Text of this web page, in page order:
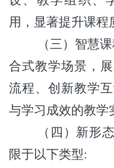
用，显著提升课程
（三）智慧
合式教学场景，
流程、创新教学
与学习成效的教学
（四）新形
限于以下类型: